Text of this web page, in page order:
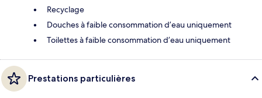
Recyclage
Douches à faible consommation d’eau uniquement
Toilettes à faible consommation d’eau uniquement
Prestations particulières